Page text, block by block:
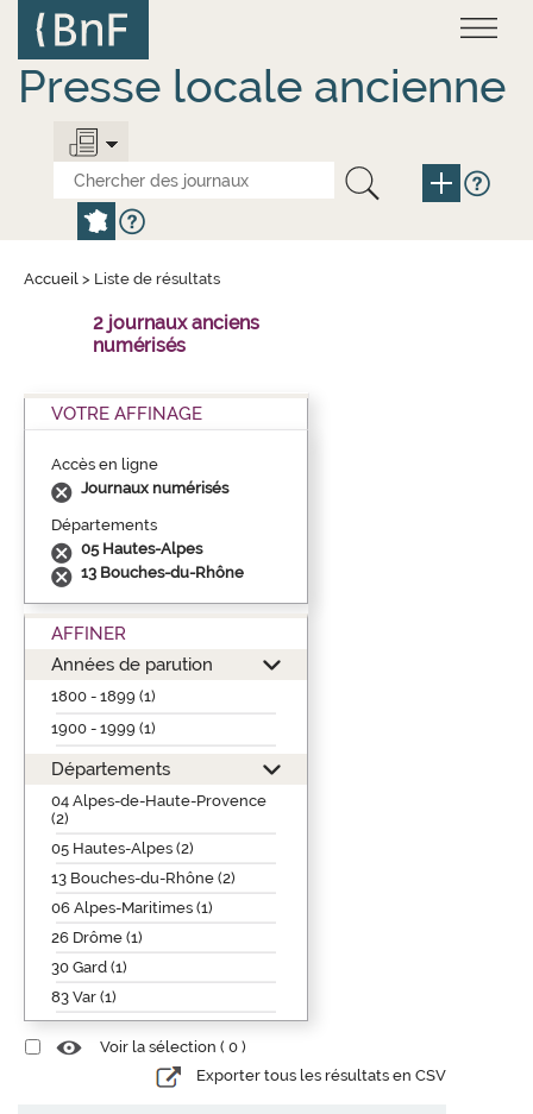
contenu
principal
Presse locale ancienne
Accueil > Liste de résultats
2 journaux anciens
numérisés
VOTRE AFFINAGE
Accès en ligne
Journaux numérisés
Départements
05 Hautes-Alpes
13 Bouches-du-Rhône
AFFINER
Années de parution
1800 - 1899 (1)
1900 - 1999 (1)
Départements
04 Alpes-de-Haute-Provence
(2)
05 Hautes-Alpes (2)
13 Bouches-du-Rhône (2)
06 Alpes-Maritimes (1)
26 Drôme (1)
30 Gard (1)
83 Var (1)
Voir la sélection ( 0 )
Exporter tous les résultats en CSV
Panneau de gestion des cookies